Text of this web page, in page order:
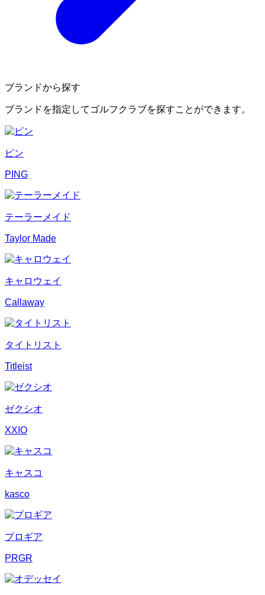
ブランドから探す
ブランドを指定してゴルフクラブを探すことができます。
ピン
PING
テーラーメイド
Taylor Made
キャロウェイ
Callaway
タイトリスト
Titleist
ゼクシオ
XXIO
キャスコ
kasco
プロギア
PRGR